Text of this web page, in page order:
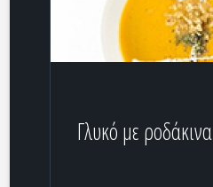
Γλυκό με ροδάκινα